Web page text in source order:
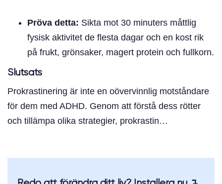
Pröva detta: Sikta mot 30 minuters måttlig
fysisk aktivitet de flesta dagar och en kost rik
på frukt, grönsaker, magert protein och fullkorn.
Slutsats
Prokrastinering är inte en oövervinnlig motståndare
för dem med ADHD. Genom att förstå dess rötter
och tillämpa olika strategier, prokrastin…